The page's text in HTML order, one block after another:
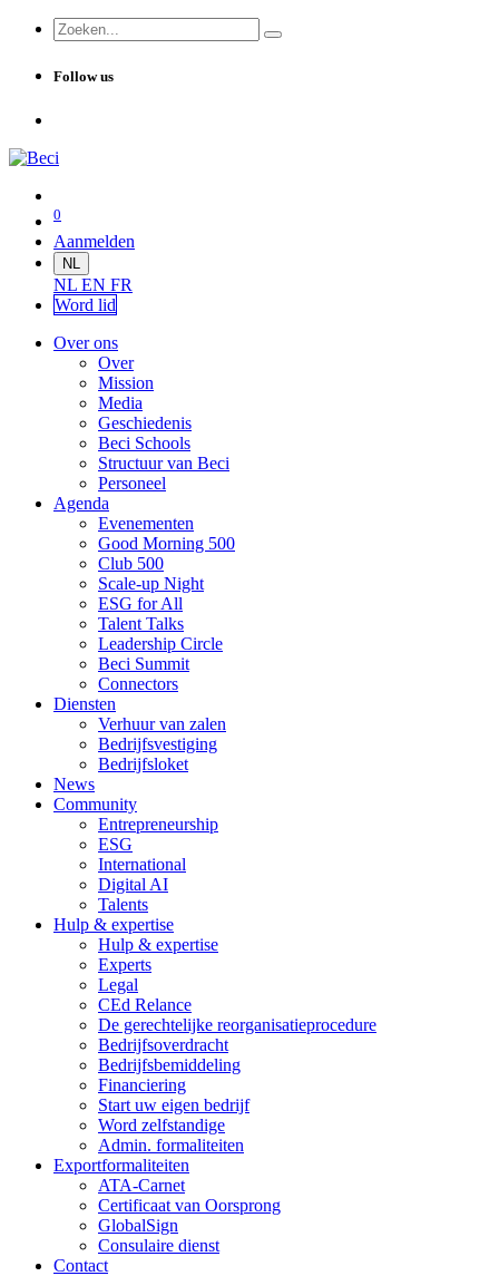
Follow us
0
Aanmelden
NL
NL EN FR
Word lid
Over ons
Over
Mission
Media
Geschiedenis
Beci Schools
Structuur van Beci
Personeel
Agenda
Evenementen
Good Morning 500
Club 500
Scale-up Night
ESG for All
Talent Talks
Leadership Circle
Beci Summit
Connectors
Diensten
Verhuur van zalen
Bedrijfsvestiging
Bedrijfsloket
News
Community
Entrepreneurship
ESG
International
Digital AI
Talents
Hulp & expertise
Hulp & expertise
Experts
Legal
CEd Relance
De gerechtelijke reorganisatieprocedure
Bedrijfsoverdracht
Bedrijfsbemiddeling
Financiering
Start uw eigen bedrijf
Word zelfstandige
Admin. formaliteiten
Exportformaliteiten
ATA-Carnet
Certificaat van Oorsprong
GlobalSign
Consulaire dienst
Contact